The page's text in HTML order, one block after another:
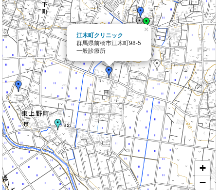
江木町クリニック
群馬県前橋市江木町98-5
一般診療所
×
+
−